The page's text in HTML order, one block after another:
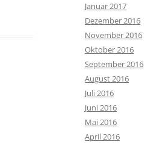
Januar 2017
Dezember 2016
November 2016
Oktober 2016
September 2016
August 2016
Juli 2016
Juni 2016
Mai 2016
April 2016